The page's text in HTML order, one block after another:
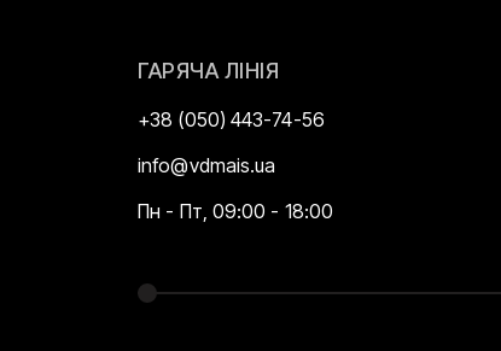
ГАРЯЧА ЛІНІЯ
+38 (050) 443-74-56
info@vdmais.ua
Пн - Пт, 09:00 - 18:00